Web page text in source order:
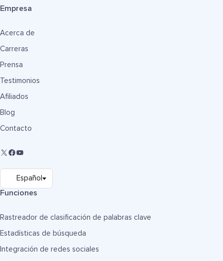
Empresa
Acerca de
Carreras
Prensa
Testimonios
Afiliados
Blog
Contacto
Funciones
Rastreador de clasificación de palabras clave
Estadísticas de búsqueda
Integración de redes sociales